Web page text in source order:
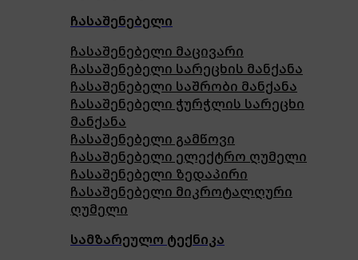
ჩასაშენებელი
ჩასაშენებელი მაცივარი
ჩასაშენებელი სარეცხის მანქანა
ჩასაშენებელი საშრობი მანქანა
ჩასაშენებელი ჭურჭლის სარეცხი
მანქანა
ჩასაშენებელი გამწოვი
ჩასაშენებელი ელექტრო ღუმელი
ჩასაშენებელი ზედაპირი
ჩასაშენებელი მიკროტალღური
ღუმელი
სამზარეულო ტექნიკა